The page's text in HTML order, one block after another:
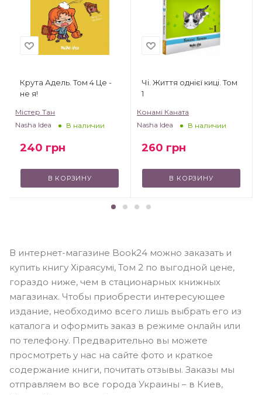
Крута Адель. Том 4 Це -
не я!
Містер Тан
Nasha Idea
В наличии
240 грн
В КОРЗИНУ
Чі. Життя однієї киці. Том
1
Конамі Каната
Nasha Idea
В наличии
260 грн
В КОРЗИНУ
В интернет-магазине Book24 можно заказать и
купить книгу Хіраясумі, Том 2 по выгодной цене,
гораздо ниже, чем в стационарных книжных
магазинах. Чтобы приобрести интересующее
издание, необходимо всего лишь выбрать его из
каталога и оформить заказ в режиме онлайн или
по телефону. Предварительно вы можете
просмотреть у нас на сайте фото и краткое
содержание книги, почитать отзывы. Заказы мы
отправляем во все города Украины – в Киев,